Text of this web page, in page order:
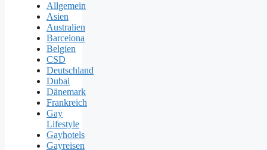
Allgemein
Asien
Australien
Barcelona
Belgien
CSD
Deutschland
Dubai
Dänemark
Frankreich
Gay
Lifestyle
Gayhotels
Gayreisen